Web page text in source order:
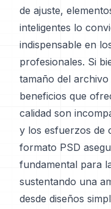
de ajuste,
inteligentes lo
indispensable en
profesionales. Si
tamaño del
beneficios que
calidad son
y los esfuerzos de
formato PSD
fundamental para
sustentando una
desde diseños